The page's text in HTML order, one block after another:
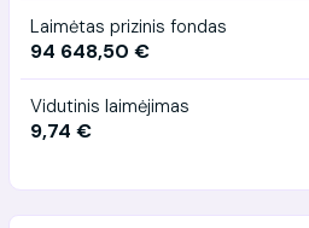
Laimėtas prizinis fondas
94 648,50 €
Vidutinis laimėjimas
9,74 €